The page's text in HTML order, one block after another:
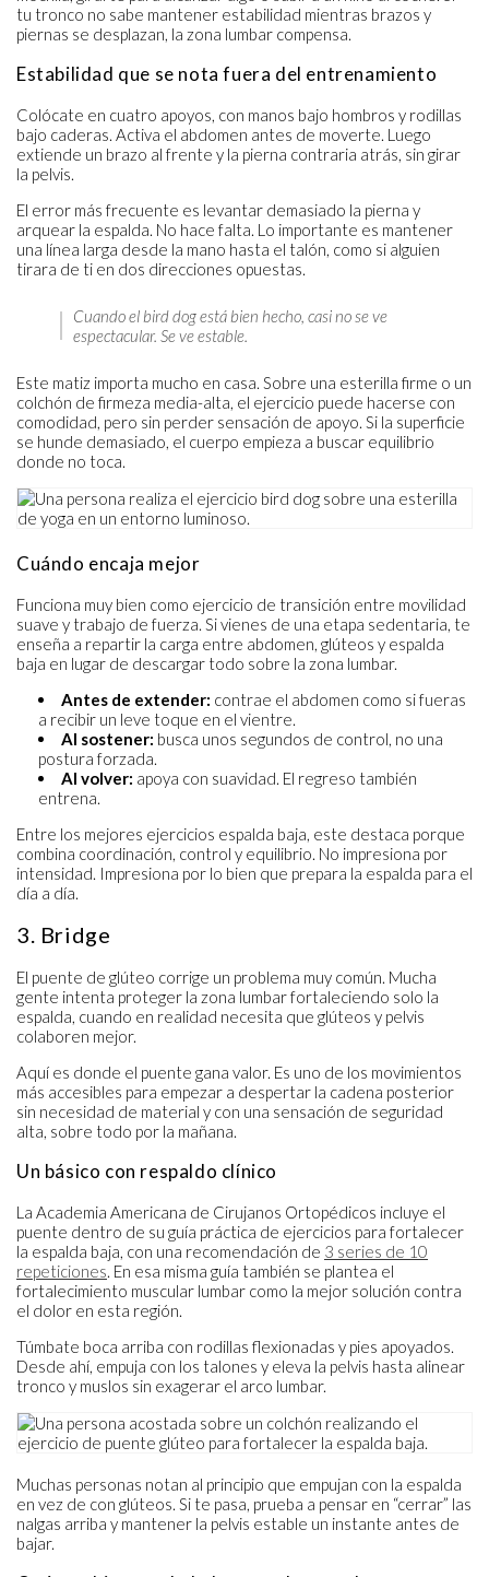
tu tronco no sabe mantener estabilidad mientras brazos y
piernas se desplazan, la zona lumbar compensa.
Estabilidad que se nota fuera del entrenamiento
Colócate en cuatro apoyos, con manos bajo hombros y rodillas
bajo caderas. Activa el abdomen antes de moverte. Luego
extiende un brazo al frente y la pierna contraria atrás, sin girar
la pelvis.
El error más frecuente es levantar demasiado la pierna y
arquear la espalda. No hace falta. Lo importante es mantener
una línea larga desde la mano hasta el talón, como si alguien
tirara de ti en dos direcciones opuestas.
Cuando el bird dog está bien hecho, casi no se ve
espectacular. Se ve estable.
Este matiz importa mucho en casa. Sobre una esterilla firme o un
colchón de firmeza media-alta, el ejercicio puede hacerse con
comodidad, pero sin perder sensación de apoyo. Si la superficie
se hunde demasiado, el cuerpo empieza a buscar equilibrio
donde no toca.
Cuándo encaja mejor
Funciona muy bien como ejercicio de transición entre movilidad
suave y trabajo de fuerza. Si vienes de una etapa sedentaria, te
enseña a repartir la carga entre abdomen, glúteos y espalda
baja en lugar de descargar todo sobre la zona lumbar.
Antes de extender: contrae el abdomen como si fueras
a recibir un leve toque en el vientre.
Al sostener: busca unos segundos de control, no una
postura forzada.
Al volver: apoya con suavidad. El regreso también
entrena.
Entre los mejores ejercicios espalda baja, este destaca porque
combina coordinación, control y equilibrio. No impresiona por
intensidad. Impresiona por lo bien que prepara la espalda para el
día a día.
3. Bridge
El puente de glúteo corrige un problema muy común. Mucha
gente intenta proteger la zona lumbar fortaleciendo solo la
espalda, cuando en realidad necesita que glúteos y pelvis
colaboren mejor.
Aquí es donde el puente gana valor. Es uno de los movimientos
más accesibles para empezar a despertar la cadena posterior
sin necesidad de material y con una sensación de seguridad
alta, sobre todo por la mañana.
Un básico con respaldo clínico
La Academia Americana de Cirujanos Ortopédicos incluye el
puente dentro de su guía práctica de ejercicios para fortalecer
la espalda baja, con una recomendación de 3 series de 10
repeticiones. En esa misma guía también se plantea el
fortalecimiento muscular lumbar como la mejor solución contra
el dolor en esta región.
Túmbate boca arriba con rodillas flexionadas y pies apoyados.
Desde ahí, empuja con los talones y eleva la pelvis hasta alinear
tronco y muslos sin exagerar el arco lumbar.
Muchas personas notan al principio que empujan con la espalda
en vez de con glúteos. Si te pasa, prueba a pensar en “cerrar” las
nalgas arriba y mantener la pelvis estable un instante antes de
bajar.